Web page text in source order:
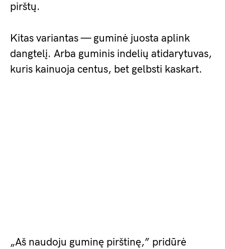
pirštų.
Kitas variantas — guminė juosta aplink
dangtelį. Arba guminis indelių atidarytuvas,
kuris kainuoja centus, bet gelbsti kaskart.
„Aš naudoju guminę pirštinę,” pridūrė